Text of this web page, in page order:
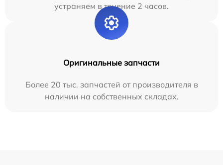
устраняем в течение 2 часов.
Оригинальные запчасти
Более 20 тыс. запчастей от производителя в
наличии на собственных складах.